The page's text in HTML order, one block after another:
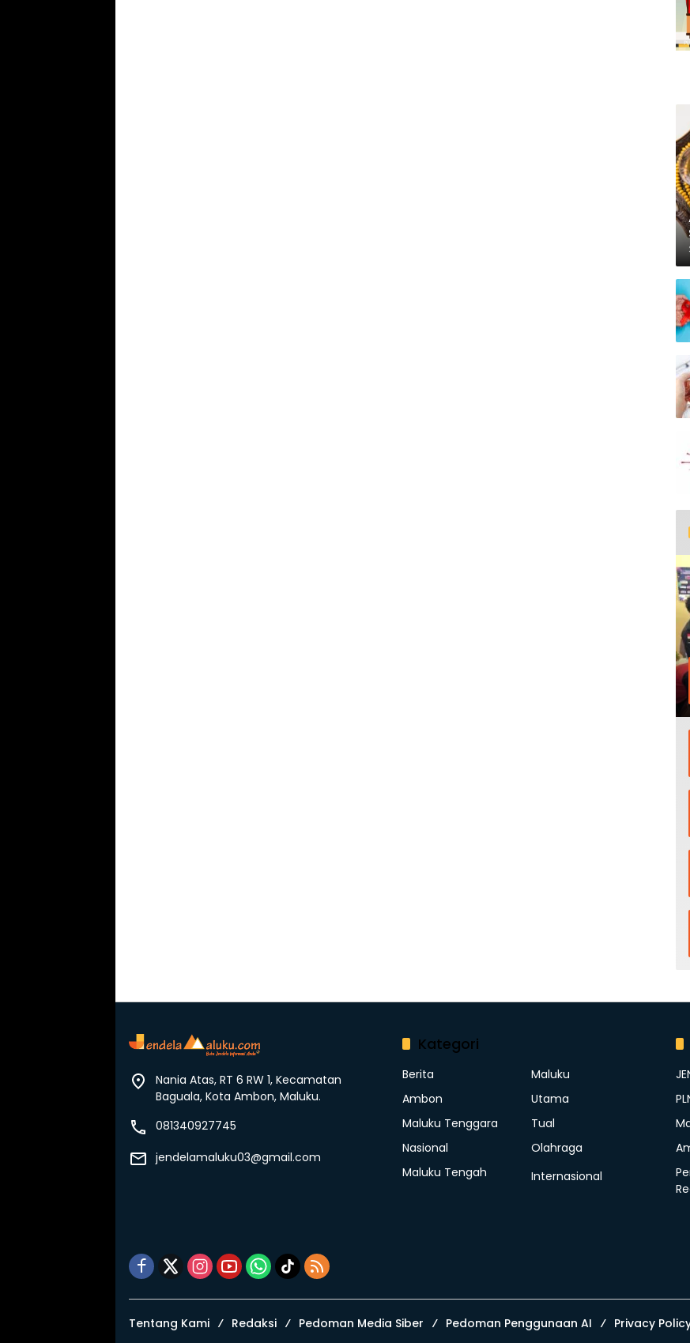
Nania Atas, RT 6 RW 1, Kecamatan
Baguala, Kota Ambon, Maluku.
081340927745
jendelamaluku03@gmail.com
Kategori
Berita
Maluku
Ambon
Utama
Maluku Tenggara
Tual
Nasional
Olahraga
Maluku Tengah
Internasional
Tentang Kami Redaksi Pedoman Media Siber Pedoman Penggunaan AI Privacy